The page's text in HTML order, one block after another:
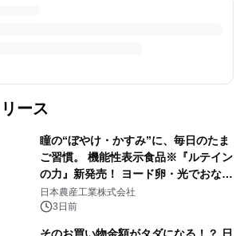
ース
瞳の“ぼやけ・かすみ”に、毎日のたま
ご習慣。 機能性表示食品※『ルテイン
の力』新発売！ ヨード卵・光でおなじ
みの日本農産工業より8月以降順次発
売
日本農産工業株式会社
3日前